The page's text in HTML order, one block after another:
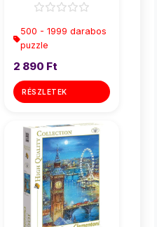
Clementoni
500 - 1999 darabos
puzzle
2 890 Ft
RÉSZLETEK